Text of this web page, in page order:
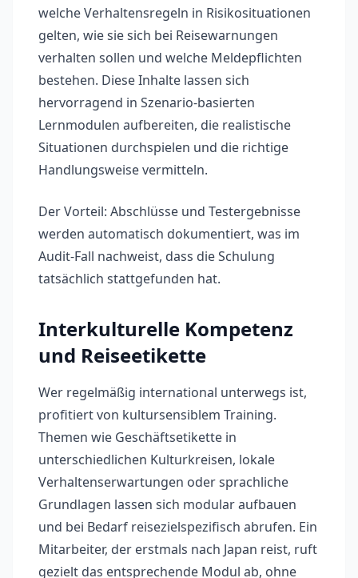
welche Verhaltensregeln in Risikosituationen
gelten, wie sie sich bei Reisewarnungen
verhalten sollen und welche Meldepflichten
bestehen. Diese Inhalte lassen sich
hervorragend in Szenario-basierten
Lernmodulen aufbereiten, die realistische
Situationen durchspielen und die richtige
Handlungsweise vermitteln.
Der Vorteil: Abschlüsse und Testergebnisse
werden automatisch dokumentiert, was im
Audit-Fall nachweist, dass die Schulung
tatsächlich stattgefunden hat.
Interkulturelle Kompetenz
und Reiseetikette
Wer regelmäßig international unterwegs ist,
profitiert von kultursensiblem Training.
Themen wie Geschäftsetikette in
unterschiedlichen Kulturkreisen, lokale
Verhaltenserwartungen oder sprachliche
Grundlagen lassen sich modular aufbauen
und bei Bedarf reisezielspezifisch abrufen. Ein
Mitarbeiter, der erstmals nach Japan reist, ruft
gezielt das entsprechende Modul ab, ohne